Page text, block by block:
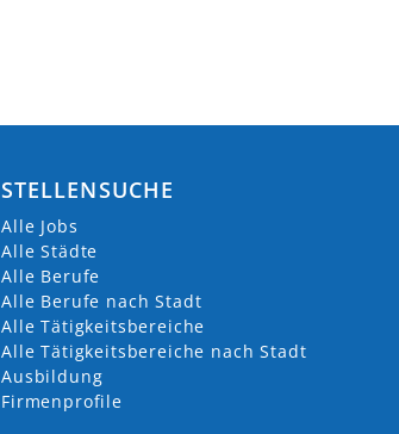
STELLENSUCHE
Alle Jobs
Alle Städte
Alle Berufe
Alle Berufe nach Stadt
Alle Tätigkeitsbereiche
Alle Tätigkeitsbereiche nach Stadt
Ausbildung
Firmenprofile